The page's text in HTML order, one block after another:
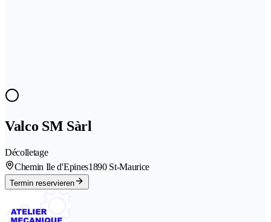
Valco SM Sàrl
Décolletage
Chemin Ile d'Epines1890 St-Maurice
Termin reservieren